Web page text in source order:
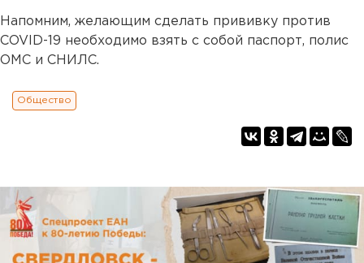
Напомним, желающим сделать прививку против
COVID-19 необходимо взять с собой паспорт, полис
ОМС и СНИЛС.
Общество